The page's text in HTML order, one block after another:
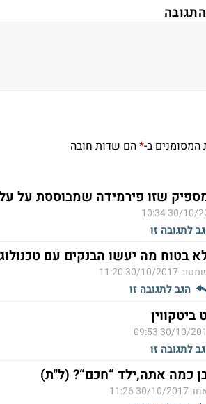
המסומנים ב-*הם שדות חובה
שזו פירמידה שמבוססת על
30/10/2017
לתגובה זו
בטוח מה יעשו הבנקים עם
30/10/2017 11:20
הגב לתגובה זו
ביטקווין
30/10/2017
לתגובה זו
כמה אתה,ילד “חכם“? (ל"ת)
30/10/2017 11:26